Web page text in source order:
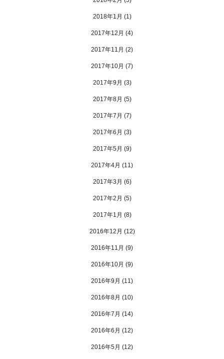
2018年1月 (1)
2017年12月 (4)
2017年11月 (2)
2017年10月 (7)
2017年9月 (3)
2017年8月 (5)
2017年7月 (7)
2017年6月 (3)
2017年5月 (9)
2017年4月 (11)
2017年3月 (6)
2017年2月 (5)
2017年1月 (8)
2016年12月 (12)
2016年11月 (9)
2016年10月 (9)
2016年9月 (11)
2016年8月 (10)
2016年7月 (14)
2016年6月 (12)
2016年5月 (12)